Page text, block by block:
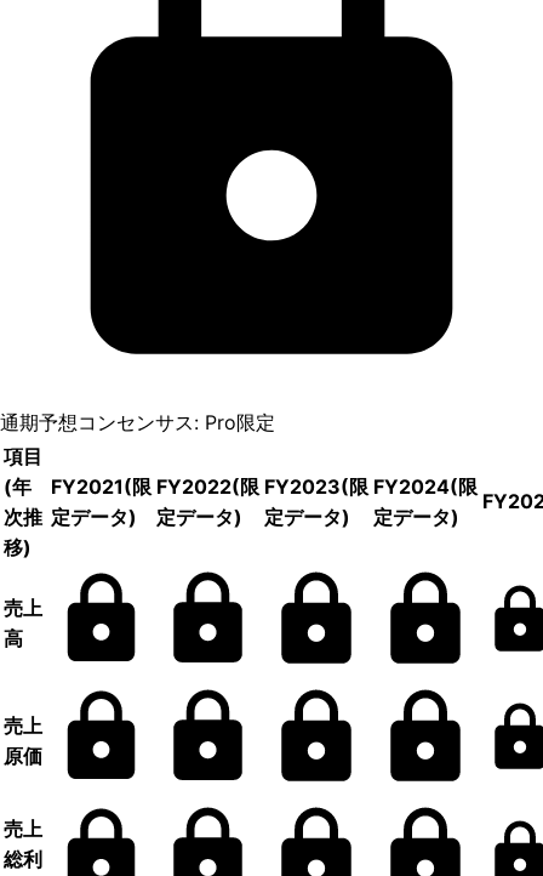
通期予想コンセンサス: Pro限定
項目
(年
次推
移)
FY2021(限
定データ)
FY2022(限
定データ)
FY2023(限
定データ)
FY2024(限
定データ)
売上
高
売上
原価
売上
総利